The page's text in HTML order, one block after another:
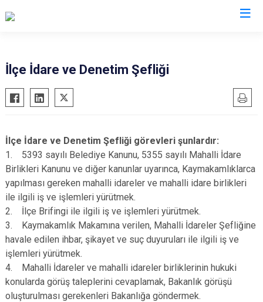
Ayancık
Boyabat
Durağan
Erfelek
Gerze
Saraydüzü
Türkeli
İlçe İdare ve Denetim Şefliği
İlçe İdare ve Denetim Şefliği görevleri şunlardır:
1. 5393 sayılı Belediye Kanunu, 5355 sayılı Mahalli İdare
Birlikleri Kanunu ve diğer kanunlar uyarınca, Kaymakamlıklarca
yapılması gereken mahalli idareler ve mahalli idare birlikleri
ile ilgili iş ve işlemleri yürütmek.
2. İlçe Brifingi ile ilgili iş ve işlemleri yürütmek.
3. Kaymakamlık Makamına verilen, Mahalli İdareler Şefliğine
havale edilen ihbar, şikayet ve suç duyuruları ile ilgili iş ve
işlemleri yürütmek.
4. Mahalli İdareler ve mahalli idareler birliklerinin hukuki
konularda görüş taleplerini cevaplamak, Bakanlık görüşü
oluşturulması gerekenleri Bakanlığa göndermek.